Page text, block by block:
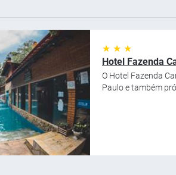
★ ★ ★
Hotel Fazenda
O Hotel Fazenda
Paulo e também